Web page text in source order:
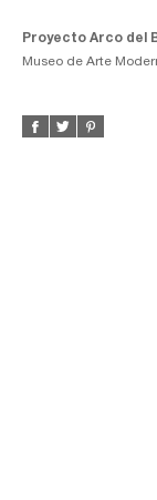
Proyecto Arco del
Museo de Arte